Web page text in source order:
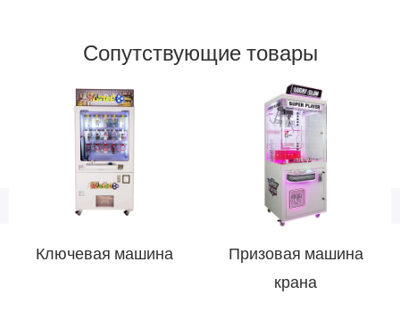
Сопутствующие товары
Ключевая машина
Призовая машина
крана